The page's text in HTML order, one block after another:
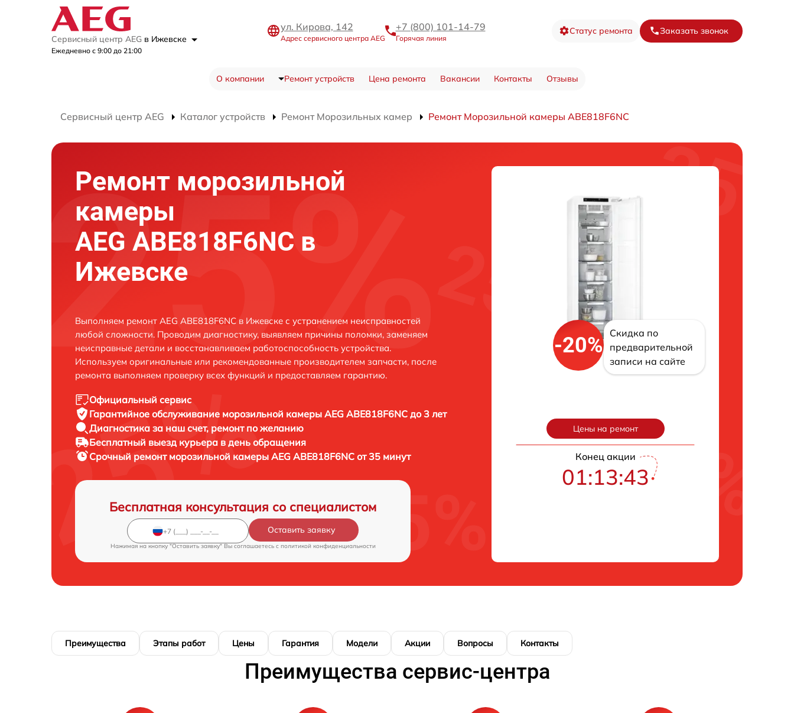
Сервисный центр AEG в Ижевске
Ежедневно с 9:00 до 21:00
ул. Кирова, 142
Адрес сервисного центра AEG
+7 (800) 101-14-79
Горячая линия
Статус ремонта Заказать звонок
О компании Ремонт устройств Цена ремонта Вакансии Контакты Отзывы
Сервисный центр AEG Каталог устройств Ремонт Морозильных камер Ремонт Морозильной камеры ABE818F6NC
Ремонт морозильной
камеры
AEG ABE818F6NC в
Ижевске
Выполняем ремонт AEG ABE818F6NC в Ижевске с устранением неисправностей
любой сложности. Проводим диагностику, выявляем причины поломки, заменяем
неисправные детали и восстанавливаем работоспособность устройства.
Используем оригинальные или рекомендованные производителем запчасти, после
ремонта выполняем проверку всех функций и предоставляем гарантию.
Официальный сервис
Гарантийное обслуживание морозильной камеры AEG ABE818F6NC до 3 лет
Диагностика за наш счет, ремонт по желанию
Бесплатный выезд курьера в день обращения
Срочный ремонт морозильной камеры AEG ABE818F6NC от 35 минут
Бесплатная консультация со специалистом
Оставить заявку
Нажимая на кнопку "Оставить заявку" Вы соглашаетесь c политикой конфиденциальности
-20%
Скидка по
предварительной
записи на сайте
Цены на ремонт
Конец акции
01:13:43
Преимущества Этапы работ Цены Гарантия Модели Акции Вопросы Контакты
Преимущества сервис-центра